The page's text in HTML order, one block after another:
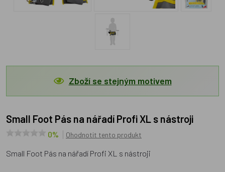
Zboží se stejným motivem
Small Foot Pás na nářadí Profi XL s nástroji
0% Ohodnotit tento produkt
Small Foot Pás na nářadí Profi XL s nástroji